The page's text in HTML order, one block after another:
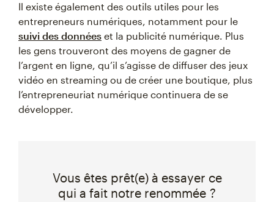
Il existe également des outils utiles pour les
entrepreneurs numériques, notamment pour le
suivi des données et la publicité numérique. Plus
les gens trouveront des moyens de gagner de
l’argent en ligne, qu’il s’agisse de diffuser des jeux
vidéo en streaming ou de créer une boutique, plus
l’entrepreneuriat numérique continuera de se
développer.
Vous êtes prêt(e) à essayer ce
qui a fait notre renommée ?